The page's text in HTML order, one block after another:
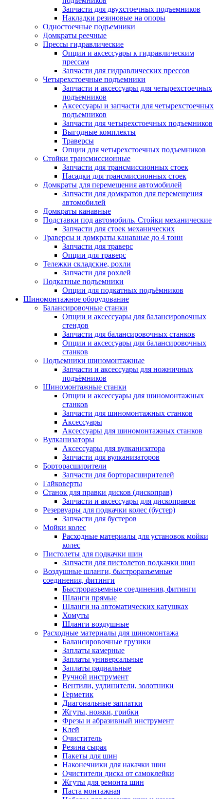
Запчасти для двухстоечных подъемников
Накладки резиновые на опоры
Одностоечные подъемники
Домкраты реечные
Прессы гидравлические
Опции и аксессуары к гидравлическим
прессам
Запчасти для гидравлических прессов
Четырехстоечные подъемники
Запчасти и аксессуары для четырехстоечных
подъемников
Аксессуары и запчасти для четырехстоечных
подъемников
Запчасти для четырехстоечных подъемников
Выгодные комплекты
Траверсы
Опции для четырехстоечных подъемников
Стойки трансмиссионные
Запчасти для трансмиссионных стоек
Насадки для трансмиссионных стоек
Домкраты для перемещения автомобилей
Запчасти для домкратов для перемещения
автомобилей
Домкраты канавные
Подставки под автомобиль. Стойки механические
Запчасти для стоек механических
Траверсы и домкраты канавные до 4 тонн
Запчасти для траверс
Опции для траверс
Тележки складские, рохли
Запчасти для рохлей
Подкатные подъемники
Опции для подкатных подъёмников
Шиномонтажное оборудование
Балансировочные станки
Опции и аксессуары для балансировочных
стендов
Запчасти для балансировочных станков
Опции и аксессуары для балансировочных
станков
Подъемники шиномонтажные
Запчасти и аксессуары для ножничных
подъёмников
Шиномонтажные станки
Опции и аксессуары для шиномонтажных
станков
Запчасти для шиномонтажных станков
Аксессуары
Аксессуары для шиномонтажных станков
Вулканизаторы
Аксессуары для вулканизатора
Запчасти для вулканизаторов
Борторасширители
Запчасти для борторасширителей
Гайковерты
Станок для правки дисков (дископрав)
Запчасти и аксессуары для дископравов
Резервуары для подкачки колес (бустер)
Запчасти для бустеров
Мойки колес
Расходные материалы для установок мойки
колес
Пистолеты для подкачки шин
Запчасти для пистолетов подкачки шин
Воздушные шланги, быстроразъемные
соединения, фитинги
Быстроразъемные соединения, фитинги
Шланги прямые
Шланги на автоматических катушках
Хомуты
Шланги воздушные
Расходные материалы для шиномонтажа
Балансировочные грузики
Заплаты камерные
Заплаты универсальные
Заплаты радиальные
Ручной инструмент
Вентили, удлинители, золотники
Герметик
Диагональные заплатки
Жгуты, ножки, грибки
Фрезы и абразивный инструмент
Клей
Очиститель
Резина сырая
Пакеты для шин
Наконечники для накачки шин
Очистители диска от самоклейки
Жгуты для ремонта шин
Паста монтажная